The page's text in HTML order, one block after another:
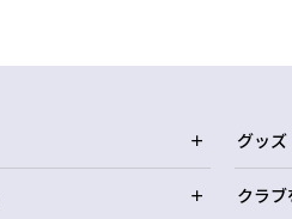
グッズ
クラ